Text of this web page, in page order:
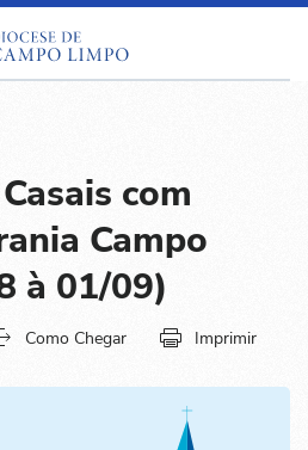
com
Campo
à 01/09)
Como Chegar Imprimir